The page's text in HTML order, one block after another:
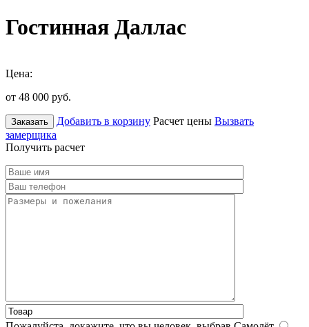
Гостинная Даллас
Цена:
от 48 000 руб.
Заказать Добавить в корзину Расчет цены Вызвать
замерщика
Получить расчет